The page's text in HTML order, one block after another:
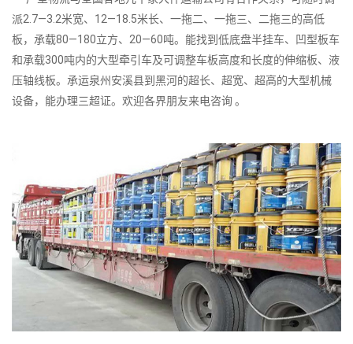
派2.7—3.2米宽、12—18.5米长、一拖二、一拖三、二拖三的高低
板，承载80—180立方、20—60吨。能找到低底盘半挂车、凹型板车
和承载300吨内的大型牵引车及可调整车板高度和长度的伸缩板、液
压轴线板。承运泉州安溪县到黑河的超长、超宽、超高的大型机械
设备，能办理三超证。欢迎各界朋友来电咨询 。